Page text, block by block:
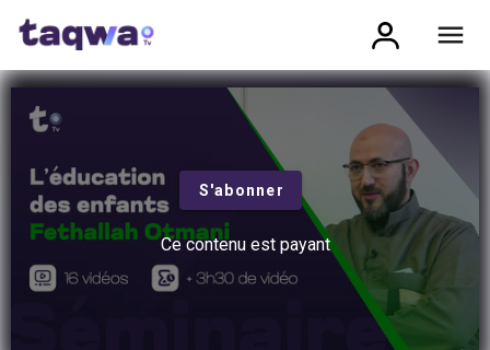
S'abonner
Ce contenu est payant